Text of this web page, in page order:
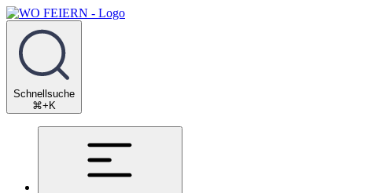
Schnellsuche
⌘+K